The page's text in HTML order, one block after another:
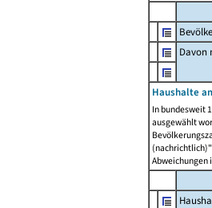
Davon
Haushalte
In bundesweit
ausgewählt
Abweichungen